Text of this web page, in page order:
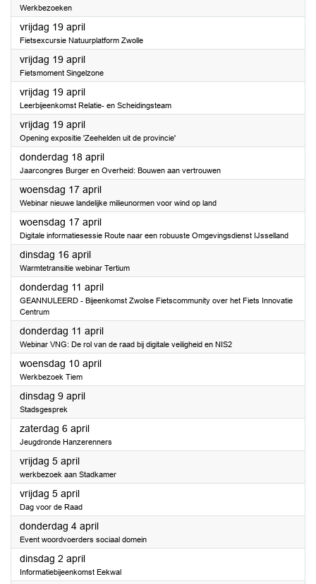
Werkbezoeken
vrijdag 19 april2024
Fietsexcursie Natuurplatform Zwolle
vrijdag 19 april2024
Fietsmoment Singelzone
vrijdag 19 april2024
Leerbijeenkomst Relatie- en Scheidingsteam
vrijdag 19 april2024
Opening expositie 'Zeehelden uit de provincie'
donderdag 18 april2024
Jaarcongres Burger en Overheid: Bouwen aan vertrouwen
woensdag 17 april2024
Webinar nieuwe landelijke milieunormen voor wind op land
woensdag 17 april2024
Digitale informatiesessie Route naar een robuuste Omgevingsdienst IJsselland
dinsdag 16 april2024
Warmtetransitie webinar Tertium
donderdag 11 april2024
GEANNULEERD - Bijeenkomst Zwolse Fietscommunity over het Fiets Innovatie
Centrum
donderdag 11 april2024
Webinar VNG: De rol van de raad bij digitale veiligheid en NIS2
woensdag 10 april2024
Werkbezoek Tiem
dinsdag 9 april2024
Stadsgesprek
zaterdag 6 april2024
Jeugdronde Hanzerenners
vrijdag 5 april2024
werkbezoek aan Stadkamer
vrijdag 5 april2024
Dag voor de Raad
donderdag 4 april2024
Event woordvoerders sociaal domein
dinsdag 2 april2024
Informatiebijeenkomst Eekwal